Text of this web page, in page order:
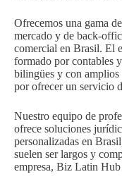
Ofrecemos una gama
mercado y de back-
comercial en Brasil. El
formado por contables
bilingües y con amplios
por ofrecer un servicio
Nuestro equipo de
ofrece soluciones
personalizadas en
suelen ser largos y
empresa, Biz Latin